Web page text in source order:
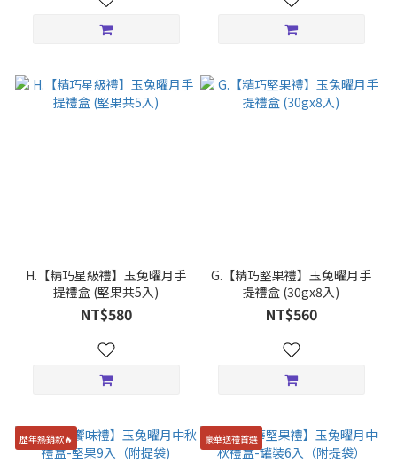
H.【精巧星級禮】玉兔曜月手
提禮盒 (堅果共5入)
NT$580
G.【精巧堅果禮】玉兔曜月手
提禮盒 (30gx8入)
NT$560
歷年熱銷款🔥 豪華送禮首選